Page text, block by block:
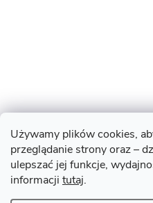
Używamy plików cookies,
przeglądanie strony oraz –
ulepszać jej funkcje,
informacji tutaj.